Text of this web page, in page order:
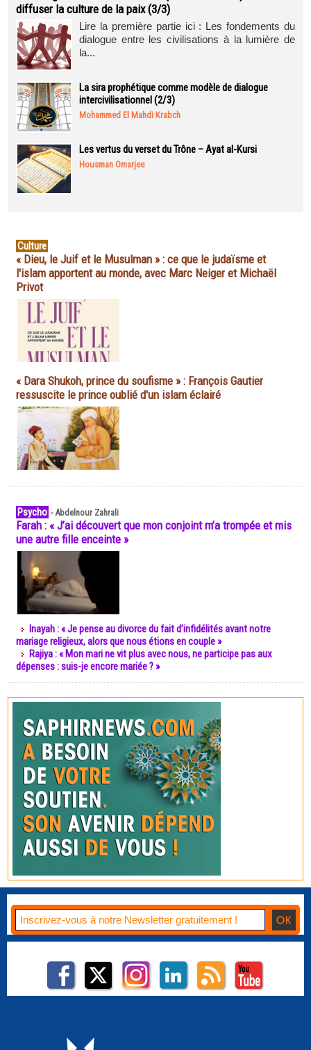
diffuser la culture de la paix (3/3)
Lire la première partie ici : Les fondements du
dialogue entre les civilisations à la lumière de
la...
La sira prophétique comme modèle de dialogue
intercivilisationnel (2/3)
Mohammed El Mahdi Krabch
Les vertus du verset du Trône – Ayat al-Kursi
Housman Omarjee
Culture
« Dieu, le Juif et le Musulman » : ce que le judaïsme et
l'islam apportent au monde, avec Marc Neiger et Michaël
Privot
« Dara Shukoh, prince du soufisme » : François Gautier
ressuscite le prince oublié d'un islam éclairé
Psycho -Abdelnour Zahrali
Farah : « J’ai découvert que mon conjoint m’a trompée et mis
une autre fille enceinte »
Inayah : « Je pense au divorce du fait d’infidélités avant notre
mariage religieux, alors que nous étions en couple »
Rajiya : « Mon mari ne vit plus avec nous, ne participe pas aux
dépenses : suis-je encore mariée ? »